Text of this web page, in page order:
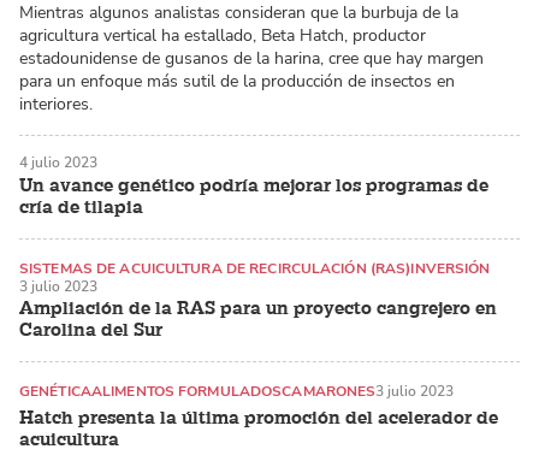
Mientras algunos analistas consideran que la burbuja de la
agricultura vertical ha estallado, Beta Hatch, productor
estadounidense de gusanos de la harina, cree que hay margen
para un enfoque más sutil de la producción de insectos en
interiores.
Un avance genético podría mejorar los programas de
cría de tilapia
4 julio 2023
Ampliación de la RAS para un proyecto cangrejero en
Carolina del Sur
SISTEMAS DE ACUICULTURA DE RECIRCULACIÓN (RAS)INVERSIÓN
CAGREJOS
3 julio 2023
Hatch presenta la última promoción del acelerador de
acuicultura
GENÉTICAALIMENTOS FORMULADOSCAMARONES3 julio 2023